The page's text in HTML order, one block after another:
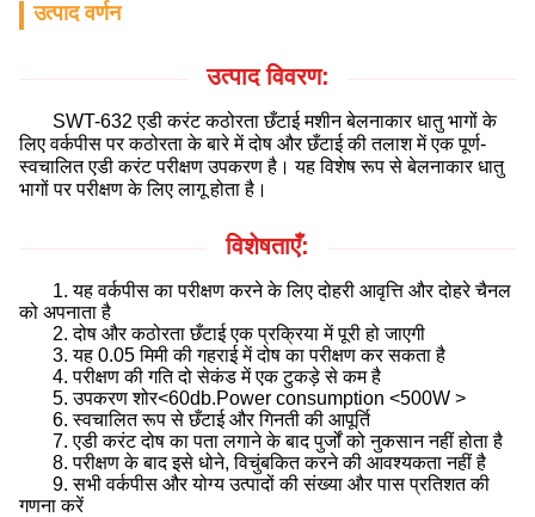
उत्पाद वर्णन
उत्पाद विवरण:
SWT-632एडी करंट कठोरता छँटाईमशीनबेलनाकार धातु भागों के
लिए वर्कपीस पर कठोरता के बारे में दोष और छँटाई की तलाश में एक पूर्ण-
स्वचालित एडी करंट परीक्षण उपकरण है। यह विशेष रूप से बेलनाकार धातु
भागों पर परीक्षण के लिए लागू होता है।
विशेषताएँ:
1. यह वर्कपीस का परीक्षण करने के लिए दोहरी आवृत्ति और दोहरे चैनल
को अपनाता है
2. दोष और कठोरता छँटाई एक प्रक्रिया में पूरी हो जाएगी
3. यह 0.05 मिमी की गहराई में दोष का परीक्षण कर सकता है
4. परीक्षण की गति दो सेकंड में एक टुकड़े से कम है
5. उपकरण शोर<60db.Power consumption <500W >
6. स्वचालित रूप से छँटाई और गिनती की आपूर्ति
7. एडी करंट दोष का पता लगाने के बाद पुर्जों को नुकसान नहीं होता है
8. परीक्षण के बाद इसे धोने, विचुंबकित करने की आवश्यकता नहीं है
9. सभी वर्कपीस और योग्य उत्पादों की संख्या और पास प्रतिशत की
गणना करें